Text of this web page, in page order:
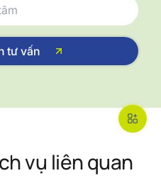
vụ liên quan